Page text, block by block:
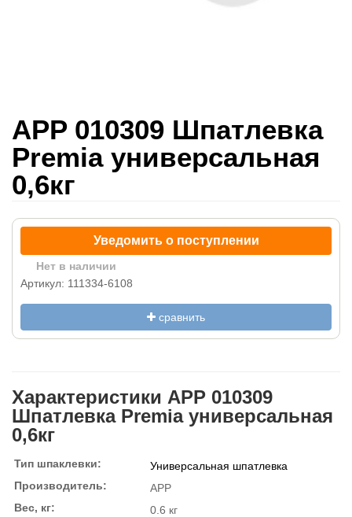
APP 010309 Шпатлевка
Premia универсальная
0,6кг
Уведомить о поступлении
Нет в наличии
Артикул: 111334-6108
сравнить
Характеристики APP 010309
Шпатлевка Premia универсальная
0,6кг
Тип шпаклевки:
Универсальная шпатлевка
Производитель:
APP
Вес, кг:
0.6 кг